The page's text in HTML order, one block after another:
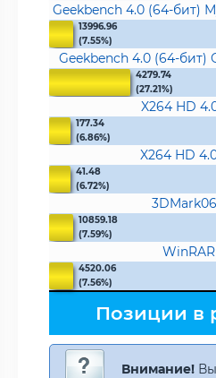
Geekbench 4.0 (64-бит)
13996.96
(7.55%)
Geekbench 4.0 (64-бит)
4279.74
(27.21%)
X264 HD
177.34
(6.86%)
X264 HD
41.48
(6.72%)
10859.18
(7.59%)
4520.06
(7.56%)
Позиции в
Внимание!